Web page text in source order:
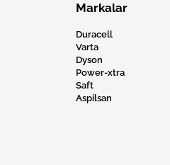
Markalar
Duracell
Varta
Dyson
Power-xtra
Saft
Aspilsan